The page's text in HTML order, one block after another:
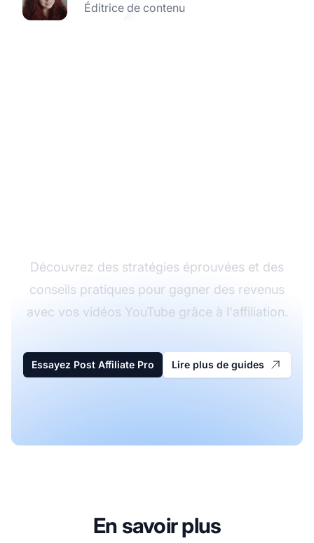
Éditrice de contenu
Découvrez des stratégies éprouvées et des
conseils pratiques pour gagner des revenus
avec vos vidéos YouTube grâce à l'affiliation.
Essayez Post Affiliate Pro Lire plus de guides
En savoir plus